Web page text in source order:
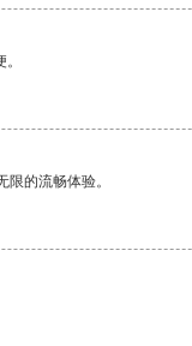
的流畅体验。